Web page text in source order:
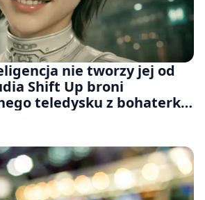
nie tworzy jej od
Shift Up broni
teledysku z bohaterką
Rain